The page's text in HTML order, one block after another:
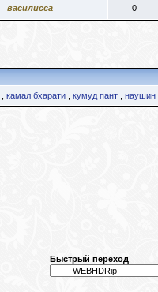
василисса 0
камал бхарати кумуд пант наушин
Быстрый переход